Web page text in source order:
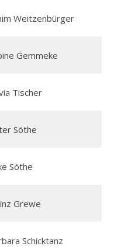
Weitzenbürger
Gemmeke
Tischer
Söthe
Söthe
Grewe
Schicktanz